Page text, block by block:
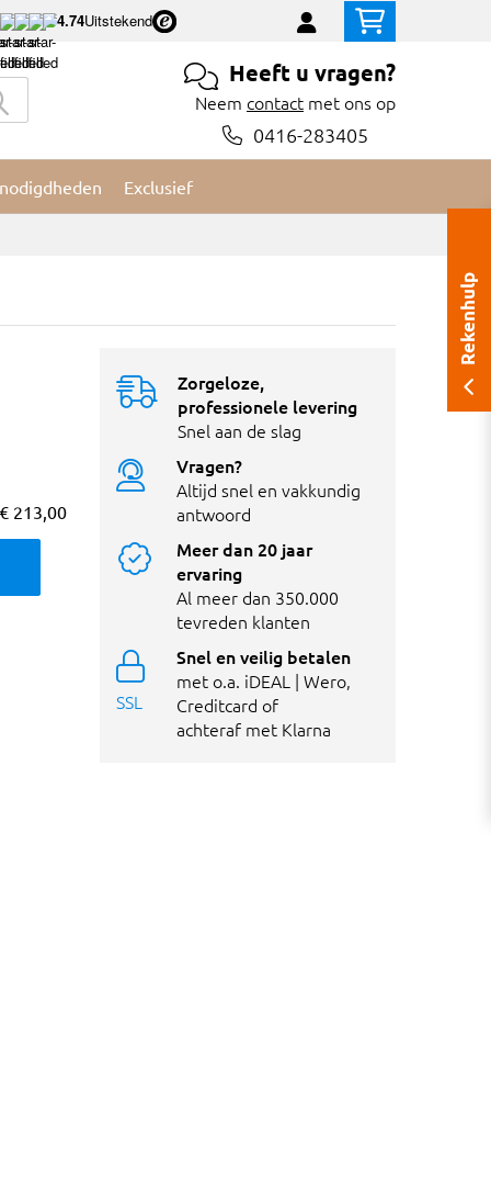
4.74Uitstekend
Heeft u vragen?
Neem contact met ons op
0416-283405
Exclusief
€ 213,00
Zorgeloze,
professionele levering
Snel aan de slag
Vragen?
Altijd snel en vakkundig
antwoord
Meer dan 20 jaar
ervaring
Al meer dan 350.000
tevreden klanten
SSL
Snel en veilig betalen
met o.a. iDEAL | Wero,
Creditcard of
achteraf met Klarna
Rekenhulp